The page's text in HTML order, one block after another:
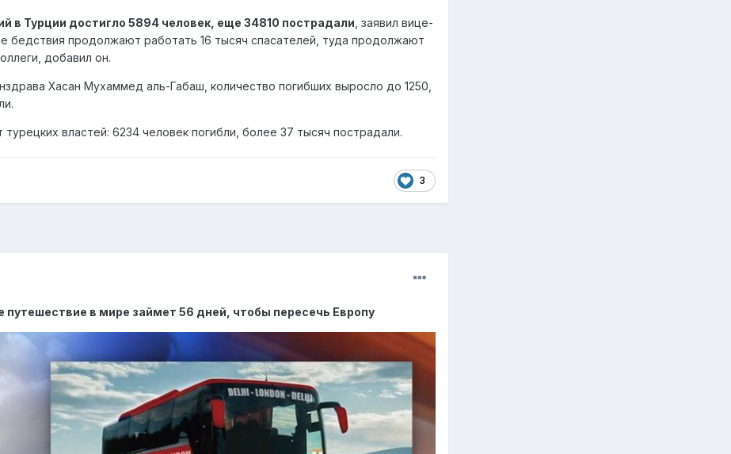
в Турции достигло 5894 человек, еще 34810 пострадали , заявил вице-
бедствия продолжают работать 16 тысяч спасателей, туда продолжают
добавил он.
Хасан Мухаммед аль-Габаш, количество погибших выросло до 1250,
властей: 6234 человек погибли, более 37 тысяч пострадали.
3
путешествие в мире займет 56 дней, чтобы пересечь Европу